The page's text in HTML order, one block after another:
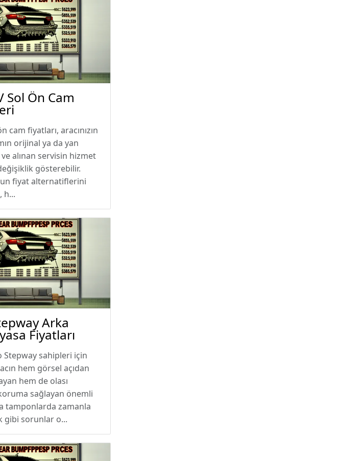
Sol Ön Cam
cam fiyatları, aracınızın
orijinal ya da yan
alınan servisin hizmet
gösterebilir.
fiyat alternatiflerini
h...
Arka
Fiyatları
Stepway sahipleri için
hem görsel açıdan
hem de olası
sağlayan önemli
tamponlarda zamanla
gibi sorunlar o...